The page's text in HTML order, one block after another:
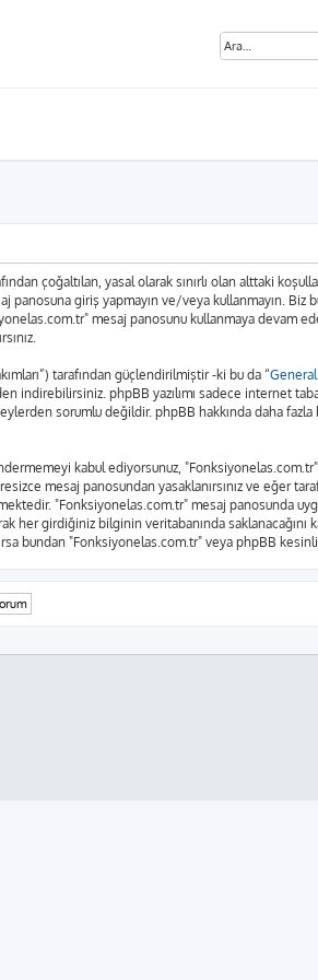
çoğaltılan, yasal olarak sınırlı olan alttaki
panosuna giriş yapmayın ve/veya kullanmayın. Biz
mesaj panosunu kullanmaya devam
tarafından güçlendirilmiştir -ki bu da “
indirebilirsiniz. phpBB yazılımı sadece internet
sorumlu değildir. phpBB hakkında daha
kabul ediyorsunuz,
mesaj panosundan yasaklanırsınız ve eğer
"Fonksiyonelas.com.tr" mesaj panosunda
her girdiğiniz bilginin veritabanında saklanacağını
bundan "Fonksiyonelas.com.tr" veya phpBB